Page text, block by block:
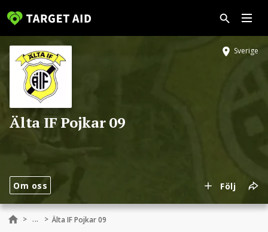
Älta IF Pojkar 09
Sverige
Om oss Följ
> ... > Älta IF Pojkar 09